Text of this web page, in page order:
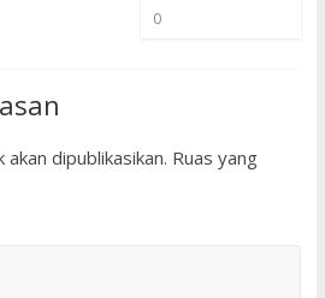
0
dipublikasikan. Ruas yang